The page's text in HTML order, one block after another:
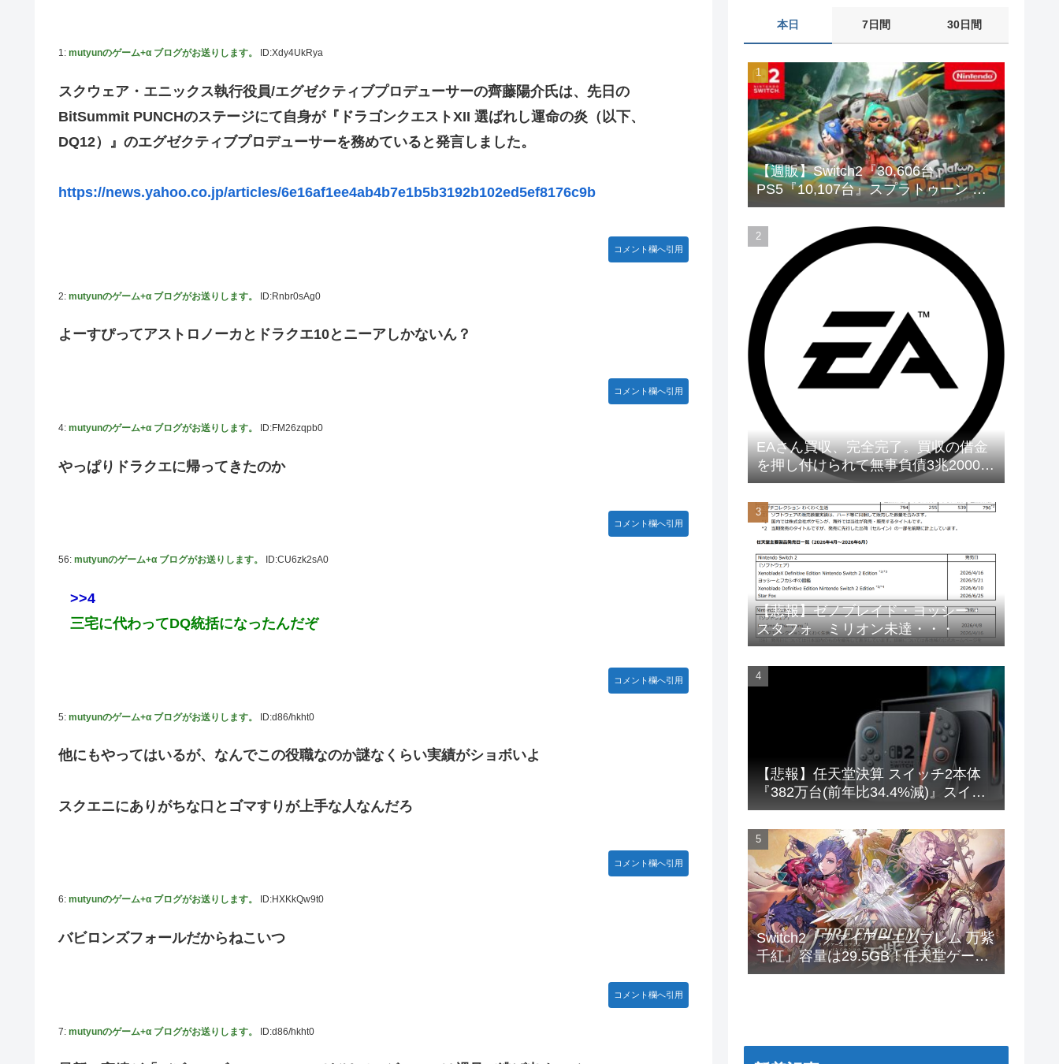
【艦これ】 E3-4のラスダンは航空優勢は取るの？取らないの？
【デレマス】 紗南「アイドルに似合うポケモン？」
Switch2版『モンハンワイルズ』の動作環境が判明！
メトロイドプライム4 新品が2999円に…
上國料萌衣ちゃん、留学中にマックのバイトに応募するも書類選考で落とされてしまう
【VTuber】Google Play「選抜！推しナイン発表会」出演者発表！『にじだけと思ってたけど座長と除夜のケツおるやんけ』
韓国人「どうやら五輪サッカー日韓戦でも審判の接待があった模様…」→「メダル剥奪なのでは…？（ﾌﾞﾙﾌﾞﾙ」＝韓国の反応
ハロプロ恵体ランキングTOP10
一ノ瀬美空ちゃん、イワシの三枚おろしに挑戦！！！【乃木坂46】
wwwwwwwwwwwwwwwwwwwwwwwwwwwwwwwwwwwwwwwwwwwwwwwww
1: mutyunのゲーム+α ブログがお送りします。 ID:Xdy4UkRya
スクウェア・エニックス執行役員/エグゼクティブプロデューサーの齊藤陽介氏は、先日の
BitSummit PUNCHのステージにて自身が『ドラゴンクエストXII 選ばれし運命の炎（以下、
DQ12）』のエグゼクティブプロデューサーを務めていると発言しました。
https://news.yahoo.co.jp/articles/6e16af1ee4ab4b7e1b5b3192b102ed5ef8176c9b
コメント欄へ引用
2: mutyunのゲーム+α ブログがお送りします。 ID:Rnbr0sAg0
よーすぴってアストロノーカとドラクエ10とニーアしかないん？
コメント欄へ引用
4: mutyunのゲーム+α ブログがお送りします。 ID:FM26zqpb0
やっぱりドラクエに帰ってきたのか
コメント欄へ引用
56: mutyunのゲーム+α ブログがお送りします。 ID:CU6zk2sA0
>>4
三宅に代わってDQ統括になったんだぞ
コメント欄へ引用
5: mutyunのゲーム+α ブログがお送りします。 ID:d86/hkht0
他にもやってはいるが、なんでこの役職なのか謎なくらい実績がショボいよ
スクエニにありがちな口とゴマすりが上手な人なんだろ
コメント欄へ引用
6: mutyunのゲーム+α ブログがお送りします。 ID:HXKkQw9t0
バビロンズフォールだからねこいつ
コメント欄へ引用
7: mutyunのゲーム+α ブログがお送りします。 ID:d86/hkht0
本日 7日間 30日間
【週販】Switch2『30,606台』
PS5『10,107台』スプラトゥーン レ
イダース「73,542本」
EAさん買収、完全完了。買収の借金
を押し付けられて無事負債3兆2000億
円に
【悲報】ゼノブレイド・ヨッシー・
スタフォ ミリオン未達・・・
【悲報】任天堂決算 スイッチ2本体
『382万台(前年比34.4%減)』スイッ
チ本体『66万台(前年比31.8%減)』
Switch2『ファイアーエムブレム 万紫
千紅』容量は29.5GB！任天堂ゲーま
でｽﾄﾚｰｼﾞ馬鹿食いで容量圧迫堂に